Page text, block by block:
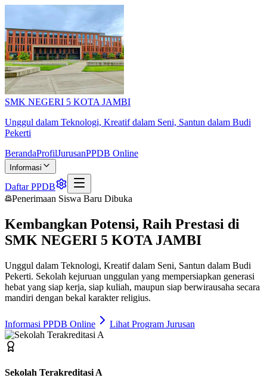
SMK NEGERI 5 KOTA JAMBI
Unggul dalam Teknologi, Kreatif dalam Seni, Santun dalam Budi
Pekerti
BerandaProfilJurusanPPDB Online
Informasi
Daftar PPDB
Penerimaan Siswa Baru Dibuka
Kembangkan Potensi, Raih Prestasi di
SMK NEGERI 5 KOTA JAMBI
Unggul dalam Teknologi, Kreatif dalam Seni, Santun dalam Budi
Pekerti. Sekolah kejuruan unggulan yang mempersiapkan generasi
hebat yang siap kerja, siap kuliah, maupun siap berwirausaha secara
mandiri dengan bekal karakter religius.
Informasi PPDB Online Lihat Program Jurusan
Fasilitas Bengkel Modern